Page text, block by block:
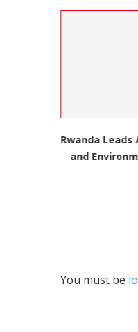
Rwanda
and
You must be